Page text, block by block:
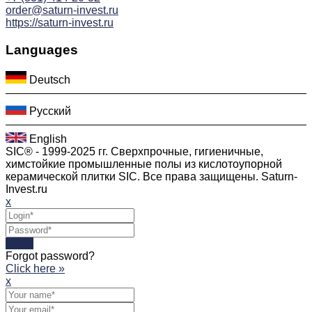
order@saturn-invest.ru
https://saturn-invest.ru
Languages
Deutsch
Русский
English
SIC® - 1999-2025 гг. Сверхпрочные, гигиеничные,
химстойкие промышленные полы из кислотоупорной
керамической плитки SIC. Все права защищены. Saturn-
Invest.ru
x
Forgot password?
Click here »
x